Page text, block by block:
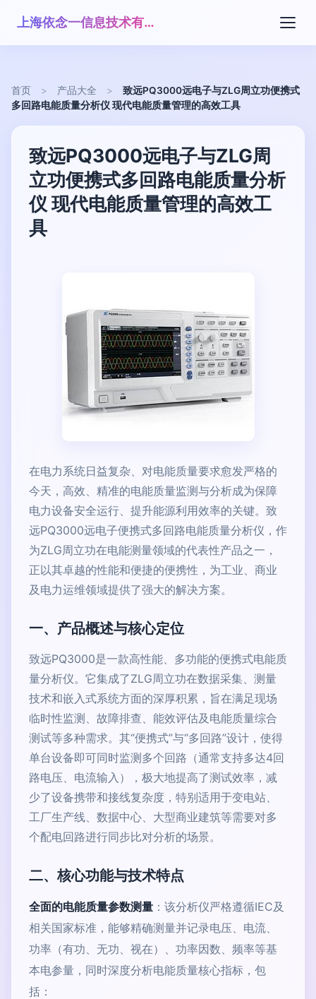
上海依念一信息技术有限公司
首页 > 产品大全 >
致远PQ3000远电子与ZLG周立功便携式
多回路电能质量分析仪 现代电能质量管理的高效工具
致远PQ3000远电子与ZLG周
立功便携式多回路电能质量分析
仪 现代电能质量管理的高效工
具
在电力系统日益复杂、对电能质量要求愈发严格的
今天，高效、精准的电能质量监测与分析成为保障
电力设备安全运行、提升能源利用效率的关键。致
远PQ3000远电子便携式多回路电能质量分析仪，作
为ZLG周立功在电能测量领域的代表性产品之一，
正以其卓越的性能和便捷的便携性，为工业、商业
及电力运维领域提供了强大的解决方案。
一、产品概述与核心定位
致远PQ3000是一款高性能、多功能的便携式电能质
量分析仪。它集成了ZLG周立功在数据采集、测量
技术和嵌入式系统方面的深厚积累，旨在满足现场
临时性监测、故障排查、能效评估及电能质量综合
测试等多种需求。其“便携式”与“多回路”设计，使得
单台设备即可同时监测多个回路（通常支持多达4回
路电压、电流输入），极大地提高了测试效率，减
少了设备携带和接线复杂度，特别适用于变电站、
工厂生产线、数据中心、大型商业建筑等需要对多
个配电回路进行同步比对分析的场景。
二、核心功能与技术特点
全面的电能质量参数测量 ：该分析仪严格遵循IEC及
相关国家标准，能够精确测量并记录电压、电流、
功率（有功、无功、视在）、功率因数、频率等基
本电参量，同时深度分析电能质量核心指标，包
括：